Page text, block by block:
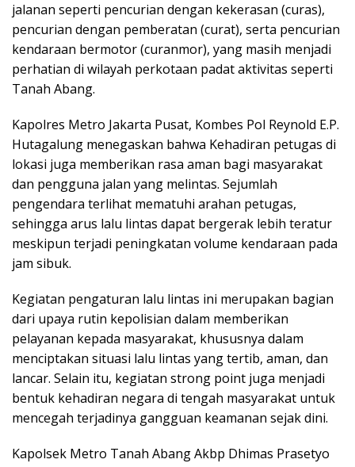
jalanan seperti pencurian dengan kekerasan (curas),
pencurian dengan pemberatan (curat), serta pencurian
kendaraan bermotor (curanmor), yang masih menjadi
perhatian di wilayah perkotaan padat aktivitas seperti
Tanah Abang.
Kapolres Metro Jakarta Pusat, Kombes Pol Reynold E.P.
Hutagalung menegaskan bahwa Kehadiran petugas di
lokasi juga memberikan rasa aman bagi masyarakat
dan pengguna jalan yang melintas. Sejumlah
pengendara terlihat mematuhi arahan petugas,
sehingga arus lalu lintas dapat bergerak lebih teratur
meskipun terjadi peningkatan volume kendaraan pada
jam sibuk.
Kegiatan pengaturan lalu lintas ini merupakan bagian
dari upaya rutin kepolisian dalam memberikan
pelayanan kepada masyarakat, khususnya dalam
menciptakan situasi lalu lintas yang tertib, aman, dan
lancar. Selain itu, kegiatan strong point juga menjadi
bentuk kehadiran negara di tengah masyarakat untuk
mencegah terjadinya gangguan keamanan sejak dini.
Kapolsek Metro Tanah Abang Akbp Dhimas Prasetyo